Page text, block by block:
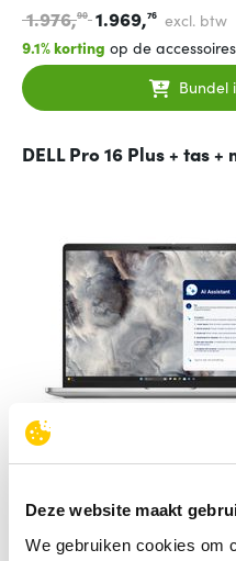
Deze website maakt
We gebruiken cookies om
1.976,90 1.969,76
excl. btw
9.1% korting op de accessoires
Bundel
DELL Pro 16 Plus + tas
2.231, 2.211,
excl. btw